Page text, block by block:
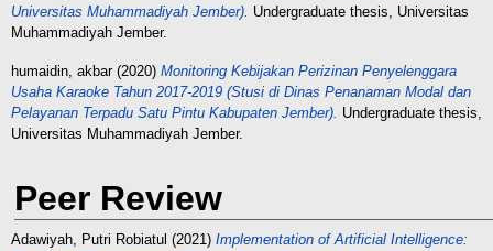
Universitas Muhammadiyah Jember). Undergraduate thesis, Universitas
Muhammadiyah Jember.
humaidin, akbar(2020) Monitoring Kebijakan Perizinan Penyelenggara
Usaha Karaoke Tahun 2017-2019 (Stusi di Dinas Penanaman Modal dan
Pelayanan Terpadu Satu Pintu Kabupaten Jember). Undergraduate thesis,
Universitas Muhammadiyah Jember.
Peer Review
Adawiyah, Putri Robiatul (2021) Implementation of Artificial Intelligence: